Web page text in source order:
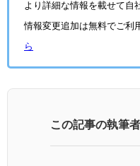
より詳細な情報を載せて自
情報変更追加は無料でご
ら
この記事の執筆者